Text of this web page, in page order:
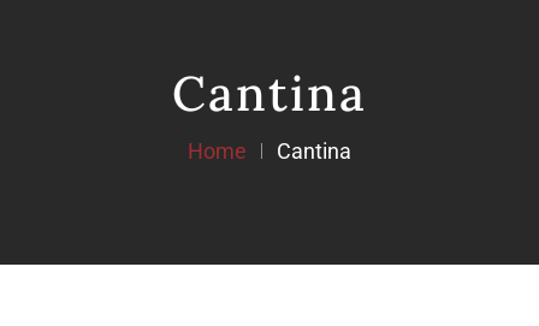
Cantina
Home Cantina